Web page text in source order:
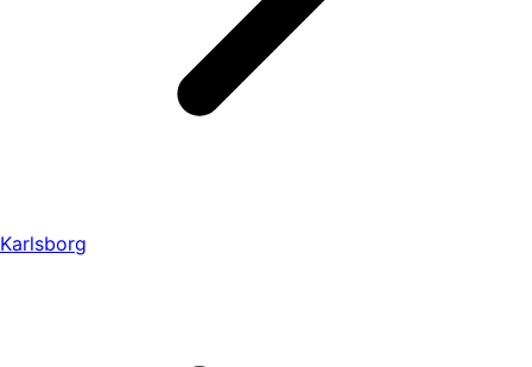
Karlsborg